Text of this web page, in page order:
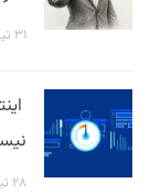
۳۱ تیر ۱۴۰۵
۲۸ تیر ۱۴۰۵